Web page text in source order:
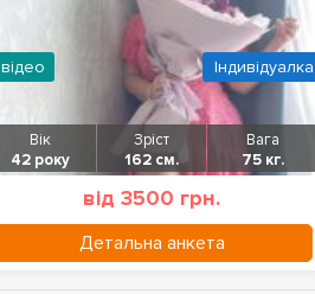
Вік
42 року
Зріст
162 см.
Вага
75 кг.
від 3500 грн.
Детальна анкета
Індивідуалка